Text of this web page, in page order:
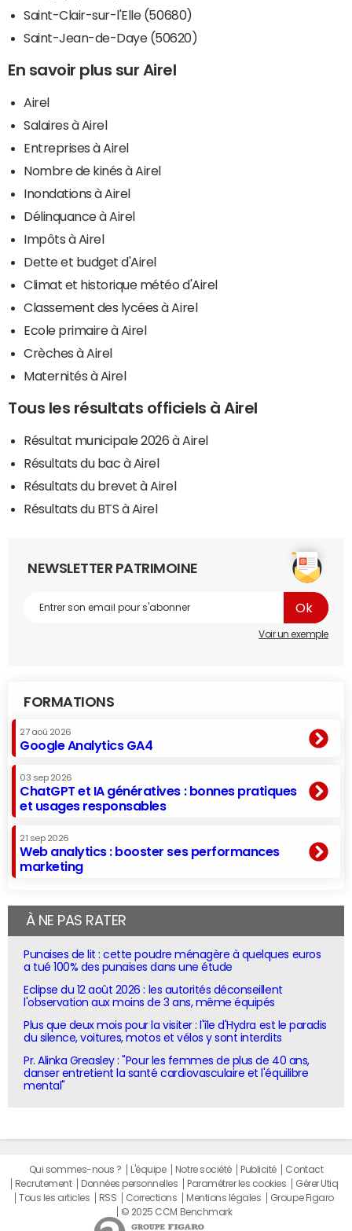
Saint-Clair-sur-l'Elle (50680)
Saint-Jean-de-Daye (50620)
En savoir plus sur Airel
Airel
Salaires à Airel
Entreprises à Airel
Nombre de kinés à Airel
Inondations à Airel
Délinquance à Airel
Impôts à Airel
Dette et budget d'Airel
Climat et historique météo d'Airel
Classement des lycées à Airel
Ecole primaire à Airel
Crèches à Airel
Maternités à Airel
Tous les résultats officiels à Airel
Résultat municipale 2026 à Airel
Résultats du bac à Airel
Résultats du brevet à Airel
Résultats du BTS à Airel
NEWSLETTER PATRIMOINE
Voir un exemple
FORMATIONS
27 aoû 2026
Google Analytics GA4
03 sep 2026
ChatGPT et IA génératives : bonnes pratiques
et usages responsables
21 sep 2026
Web analytics : booster ses performances
marketing
À NE PAS RATER
Punaises de lit : cette poudre ménagère à quelques euros
a tué 100% des punaises dans une étude
Eclipse du 12 août 2026 : les autorités déconseillent
l'observation aux moins de 3 ans, même équipés
Plus que deux mois pour la visiter : l'île d'Hydra est le paradis
du silence, voitures, motos et vélos y sont interdits
Pr. Alinka Greasley : "Pour les femmes de plus de 40 ans,
danser entretient la santé cardiovasculaire et l'équilibre
mental"
Qui sommes-nous ? L'équipe Notre société Publicité
Contact
Recrutement
Données personnelles Paramétrer les cookies
Gérer Utiq
Tous les articles
RSS Corrections Mentions légales
Groupe Figaro
© 2025 CCM Benchmark